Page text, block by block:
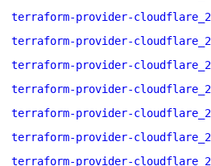
terraform-provider-
terraform-provider-
terraform-provider-
terraform-provider-
terraform-provider-
terraform-provider-
terraform-provider-